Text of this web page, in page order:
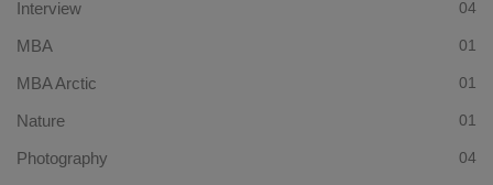
Interview 04
MBA 01
MBA Arctic 01
Nature 01
Photography 04